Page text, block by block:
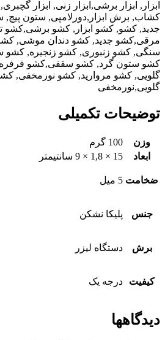
ابزار, ابزار برشی,ابزار زنی, ابزار
کشاب, برش ابزار,دورلامپی, ستون
جدید, کشو, کشو ابزار, کشو
مرقی,کشو جدید, کشو دندان موشی,
سنگی, کشو زنبوری, کشو زنجیره, کشو
کشو ستون گرد, کشو سقفی,کشو
گلویی, کشو مروارید, کشو نورمخفی,
گلویی,نورمخفی
توضیحات تکمیلی
وزن
100 گرم
ابعاد
15 × 1,8 × 9 سانتیمتر
ضخامت 5 میل
جنس پلیکا نشکن
برش دستگاه لیزر
کیفیت درجه یک
دیدگاهها